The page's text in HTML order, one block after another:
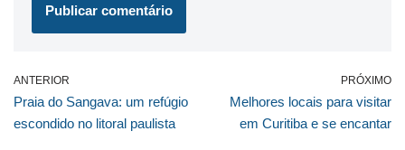
ANTERIOR
Praia do Sangava: um refúgio
escondido no litoral paulista
PRÓXIMO
Melhores locais para visitar
em Curitiba e se encantar